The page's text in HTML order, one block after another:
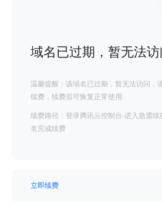
域名已过期，暂无法访
温馨提醒：该域名已过期，暂无法访问，
续费，续费后可恢复正常使用
续费路径：登录腾讯云控制台-进入急需
名完成续费
立即续费